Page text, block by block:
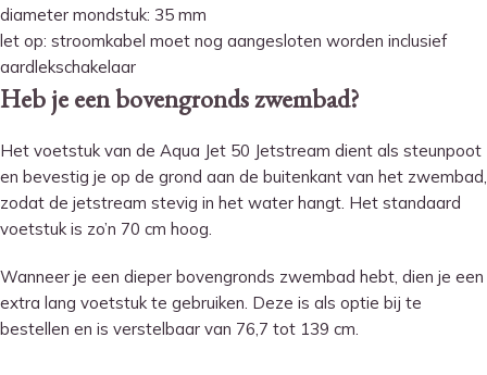
diameter mondstuk: 35 mm
let op: stroomkabel moet nog aangesloten worden inclusief
aardlekschakelaar
Heb je een bovengronds zwembad?
Het voetstuk van de Aqua Jet 50 Jetstream dient als steunpoot
en bevestig je op de grond aan de buitenkant van het zwembad,
zodat de jetstream stevig in het water hangt. Het standaard
voetstuk is zo’n 70 cm hoog.
Wanneer je een dieper bovengronds zwembad hebt, dien je een
extra lang voetstuk te gebruiken. Deze is als optie bij te
bestellen en is verstelbaar van 76,7 tot 139 cm.